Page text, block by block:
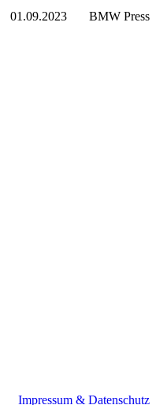
01.09.2023 BMW Press
Impressum & Datenschutz